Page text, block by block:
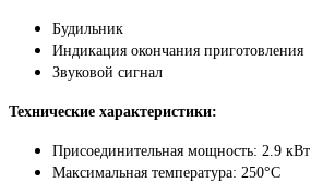
Будильник
Индикация окончания приготовления
Звуковой сигнал
Технические характеристики:
Присоединительная мощность: 2.9 кВт
Максимальная температура: 250°С